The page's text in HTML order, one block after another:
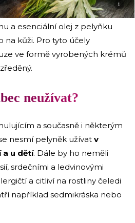
i
a esenciální olej z pelyňku
na kůži. Pro tyto účely
ve formě vyrobených krémů
neužívat?
a současně i některým
nesmí pelyněk užívat v
a u dětí. Dále by ho neměli
srdečními a ledvinovými
a citliví na rostliny čeledi
například sedmikráska nebo